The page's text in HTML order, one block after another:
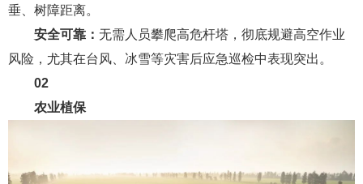
垂、树障距离。
安全可靠： 无需人员攀爬高危杆塔，彻底规避高空作业
风险，尤其在台风、冰雪等灾害后应急巡检中表现突出。
02
农业植保